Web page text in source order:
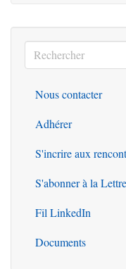
Rechercher
Outils
Nous contacter
Adhérer
S'incrire aux
S'abonner à la
Fil LinkedIn
Documents